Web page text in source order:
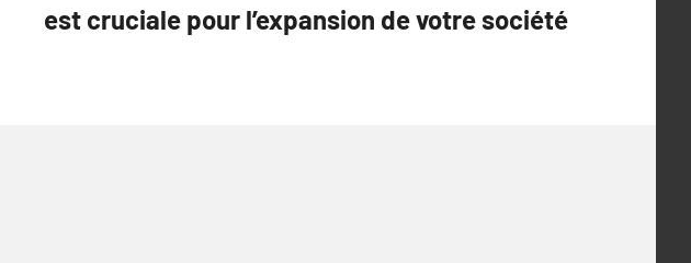
est cruciale pour l’expansion de votre société